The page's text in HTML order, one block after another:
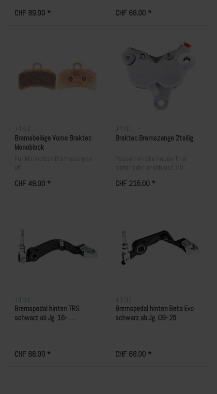
CHF 89.00 * CHF 68.00 *
JITSIE
Bremsbeläge Vorne Braktec
Monoblock
Für Monoblock Bremszangen
BKT
CHF 49.00 *
JITSIE
Braktec Bremszange 2teilig
Passen an alle neuen Trial
Motorräder anschluss M8
CHF 215.00 *
JITSIE
Bremspedal hinten TRS
schwarz ab Jg. 16- .....
CHF 68.00 *
JITSIE
Bremspedal hinten Beta Evo
schwarz ab Jg. 09- 25
CHF 68.00 *